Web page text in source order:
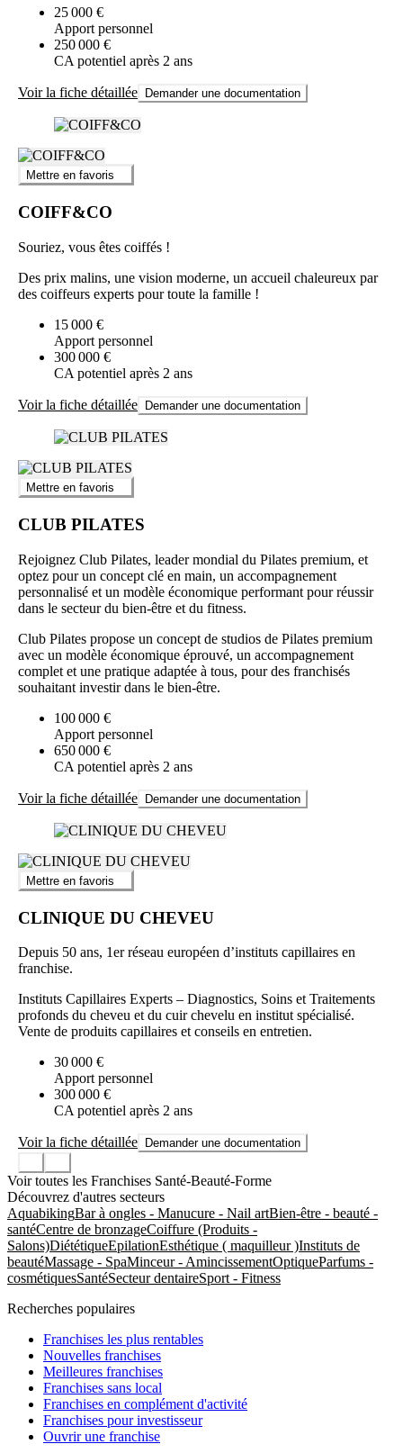
25 000 €
Apport personnel
250 000 €
CA potentiel après 2 ans
Voir la fiche détaillée Demander une documentation
Mettre en favoris
COIFF&CO
Souriez, vous êtes coiffés !
Des prix malins, une vision moderne, un accueil chaleureux par
des coiffeurs experts pour toute la famille !
15 000 €
Apport personnel
300 000 €
CA potentiel après 2 ans
Voir la fiche détaillée Demander une documentation
Mettre en favoris
CLUB PILATES
Rejoignez Club Pilates, leader mondial du Pilates premium, et
optez pour un concept clé en main, un accompagnement
personnalisé et un modèle économique performant pour réussir
dans le secteur du bien-être et du fitness.
Club Pilates propose un concept de studios de Pilates premium
avec un modèle économique éprouvé, un accompagnement
complet et une pratique adaptée à tous, pour des franchisés
souhaitant investir dans le bien-être.
100 000 €
Apport personnel
650 000 €
CA potentiel après 2 ans
Voir la fiche détaillée Demander une documentation
Mettre en favoris
CLINIQUE DU CHEVEU
Depuis 50 ans, 1er réseau européen d’instituts capillaires en
franchise.
Instituts Capillaires Experts – Diagnostics, Soins et Traitements
profonds du cheveu et du cuir chevelu en institut spécialisé.
Vente de produits capillaires et conseils en entretien.
30 000 €
Apport personnel
300 000 €
CA potentiel après 2 ans
Voir la fiche détaillée Demander une documentation
Voir toutes les Franchises Santé-Beauté-Forme
Découvrez d'autres secteurs
AquabikingBar à ongles - Manucure - Nail artBien-être - beauté -
santéCentre de bronzageCoiffure (Produits -
Salons)DiététiqueEpilationEsthétique ( maquilleur )Instituts de
beautéMassage - SpaMinceur - AmincissementOptiqueParfums -
cosmétiquesSantéSecteur dentaireSport - Fitness
Recherches populaires
Franchises les plus rentables
Nouvelles franchises
Meilleures franchises
Franchises sans local
Franchises en complément d'activité
Franchises pour investisseur
Ouvrir une franchise